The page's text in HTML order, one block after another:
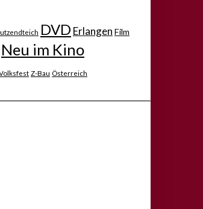
DVD Erlangen Film
Neu im Kino
Z-Bau Österreich